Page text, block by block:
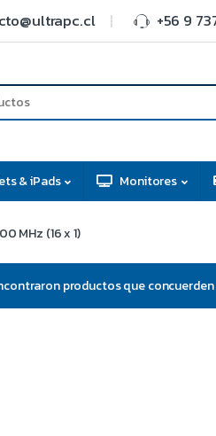
+56 9
& iPads Monitores
MHz (16 x 1)
productos que